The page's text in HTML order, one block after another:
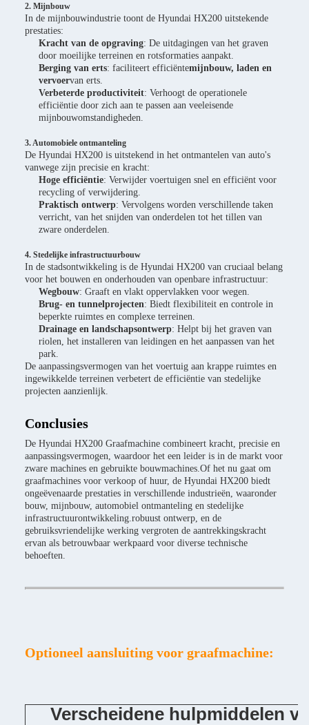
2. Mijnbouw
In de mijnbouwindustrie toont de Hyundai HX200 uitstekende
prestaties:
Kracht van de opgraving: De uitdagingen van het graven
door moeilijke terreinen en rotsformaties aanpakt.
Berging van erts: faciliteert efficiëntemijnbouw, laden en
vervoervan erts.
Verbeterde productiviteit: Verhoogt de operationele
efficiëntie door zich aan te passen aan veeleisende
mijnbouwomstandigheden.
3. Automobiele ontmanteling
De Hyundai HX200 is uitstekend in het ontmantelen van auto's
vanwege zijn precisie en kracht:
Hoge efficiëntie: Verwijder voertuigen snel en efficiënt voor
recycling of verwijdering.
Praktisch ontwerp: Vervolgens worden verschillende taken
verricht, van het snijden van onderdelen tot het tillen van
zware onderdelen.
4. Stedelijke infrastructuurbouw
In de stadsontwikkeling is de Hyundai HX200 van cruciaal belang
voor het bouwen en onderhouden van openbare infrastructuur:
Wegbouw: Graaft en vlakt oppervlakken voor wegen.
Brug- en tunnelprojecten: Biedt flexibiliteit en controle in
beperkte ruimtes en complexe terreinen.
Drainage en landschapsontwerp: Helpt bij het graven van
riolen, het installeren van leidingen en het aanpassen van het
park.
De aanpassingsvermogen van het voertuig aan krappe ruimtes en
ingewikkelde terreinen verbetert de efficiëntie van stedelijke
projecten aanzienlijk.
Conclusies
De Hyundai HX200 Graafmachine combineert kracht, precisie en
aanpassingsvermogen, waardoor het een leider is in de markt voor
zware machines en gebruikte bouwmachines.Of het nu gaat om
graafmachines voor verkoop of huur, de Hyundai HX200 biedt
ongeëvenaarde prestaties in verschillende industrieën, waaronder
bouw, mijnbouw, automobiel ontmanteling en stedelijke
infrastructuurontwikkeling.robuust ontwerp, en de
gebruiksvriendelijke werking vergroten de aantrekkingskracht
ervan als betrouwbaar werkpaard voor diverse technische
behoeften.
Optioneel aansluiting voor graafmachine:
Verscheidene hulpmiddelen